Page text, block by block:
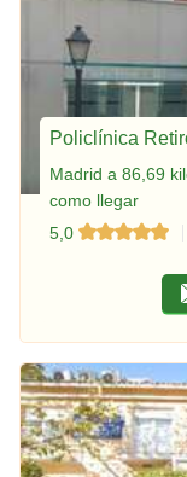
Policlínica
Madrid a 86,69
como llegar
5,0